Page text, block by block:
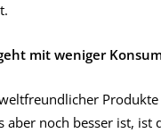
mit weniger
aber noch besser ist,